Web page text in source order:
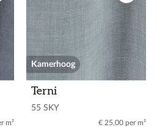
m²
Kamerhoog
Terni
55 SKY
€ 25,00 per m²